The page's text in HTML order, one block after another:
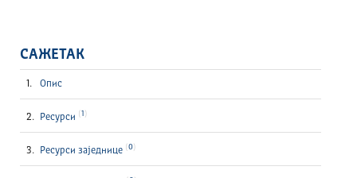
САЖЕТАК
Опис
Ресурси 1
Ресурси заједнице 0